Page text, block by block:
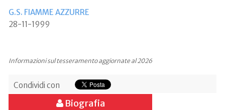
G.S. FIAMME AZZURRE
28-11-1999
Informazioni sul tesseramento aggiornate al 2026
Condividi con
Biografia